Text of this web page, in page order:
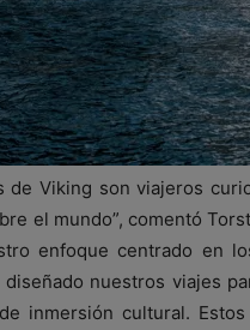
de Viking son viajeros
el mundo”, comentó
enfoque centrado en
nuestros viajes
inmersión cultural.